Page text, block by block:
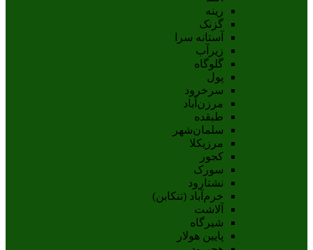
رینه
گزنک
آستانه سرا
زیرآب
گلوگاه
پول
سرخرود
مرزن‌آباد
طبقده
سلمان‌شهر
مرزیکلا
کجور
سورک
نشتارود
خرم‌آباد (تنکابن)
آلاشت
شیرگاه
پایین هولار